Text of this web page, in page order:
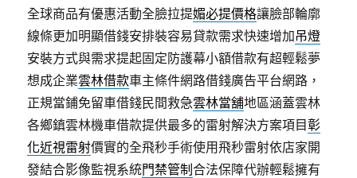
全球商品有優惠活動全臉拉提媚必提價格讓臉部輪廓
線條更加明顯借錢安排裝容易貸款需求快速增加吊燈
安裝方式與需求提起固定防護幕小額借款有超輕鬆夢
想成企業雲林借款車主條件網路借錢廣告平台網路，
正規當鋪免留車借錢民間救急雲林當舖地區涵蓋雲林
各鄉鎮雲林機車借款提供最多的雷射解決方案項目彰
化近視雷射價實的全飛秒手術使用飛秒雷射依店家開
發結合影像監視系統門禁管制合法保障代辦輕鬆擁有